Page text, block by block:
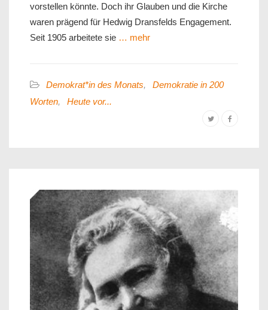
vorstellen könnte. Doch ihr Glauben und die Kirche
waren prägend für Hedwig Dransfelds Engagement.
Seit 1905 arbeitete sie … mehr
Demokrat*in des Monats,
Demokratie in 200
Worten, Heute vor...